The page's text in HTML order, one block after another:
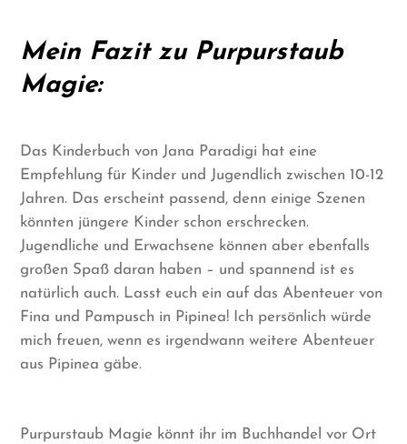
Mein Fazit zu Purpurstaub
Magie:
Das Kinderbuch von Jana Paradigi hat eine
Empfehlung für Kinder und Jugendlich zwischen 10-12
Jahren. Das erscheint passend, denn einige Szenen
könnten jüngere Kinder schon erschrecken.
Jugendliche und Erwachsene können aber ebenfalls
großen Spaß daran haben – und spannend ist es
natürlich auch. Lasst euch ein auf das Abenteuer von
Fina und Pampusch in Pipinea! Ich persönlich würde
mich freuen, wenn es irgendwann weitere Abenteuer
aus Pipinea gäbe.
Purpurstaub Magie könnt ihr im Buchhandel vor Ort